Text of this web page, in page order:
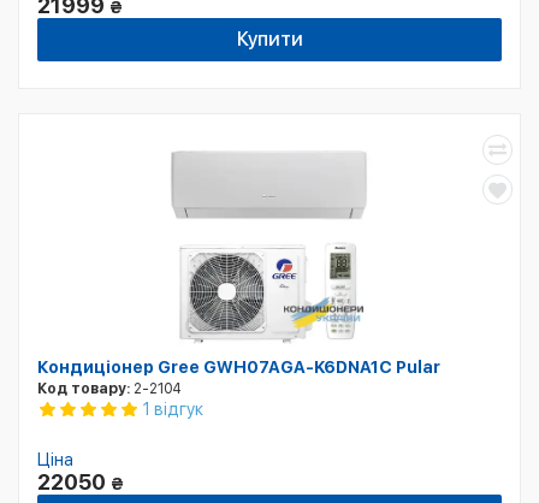
21999 ₴
Купити
Кондиціонер Gree GWH07AGA-K6DNA1C Pular
Код товару: 2-2104
1 відгук
Ціна
22050 ₴